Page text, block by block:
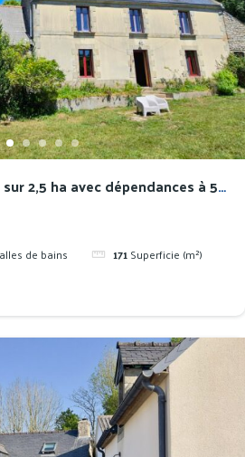
2,5 ha avec dépendances à 5
de bains 171Superficie (m²)